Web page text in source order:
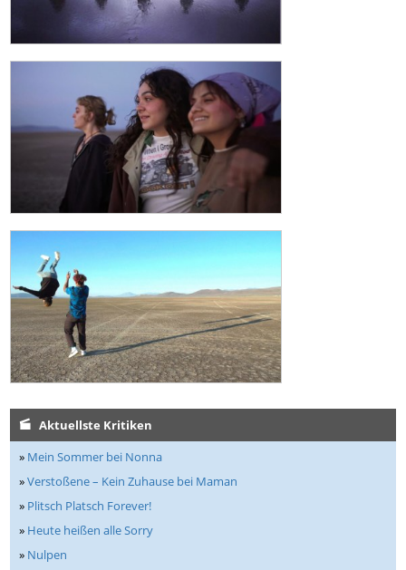
Aktuellste Kritiken
» Mein Sommer bei Nonna
»Verstoßene – Kein Zuhause bei Maman
» Plitsch Platsch Forever!
» Heute heißen alle Sorry
» Nulpen